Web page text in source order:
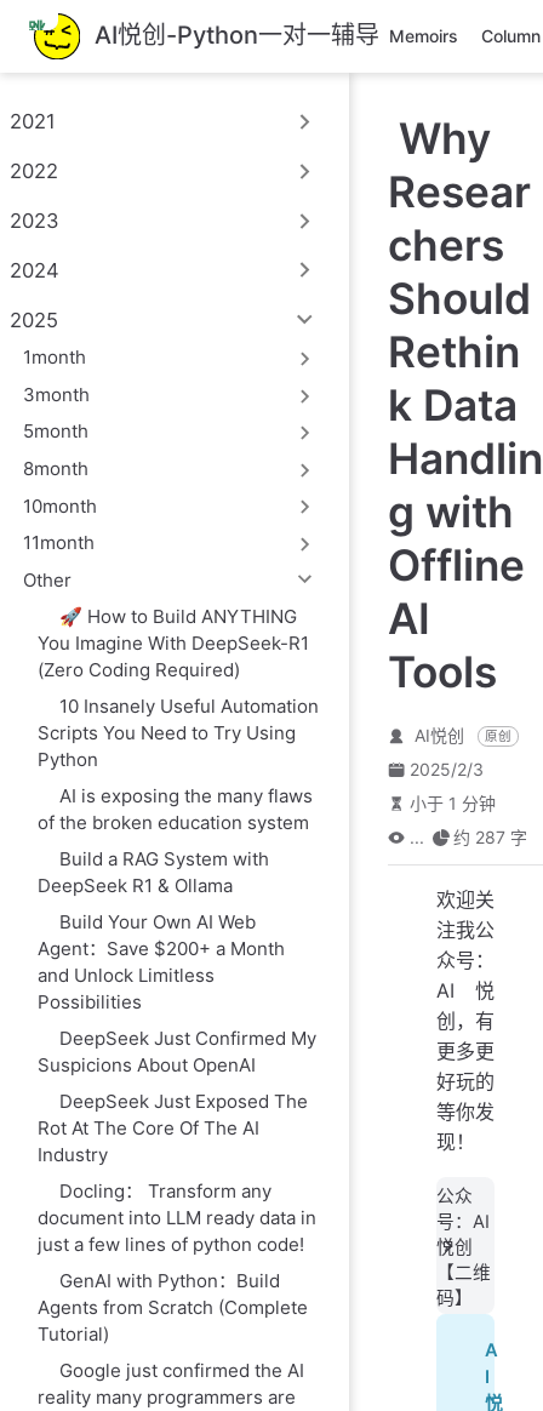
跳
至
主
內
AI悦创-Python一对一辅导 Memoirs Column
2021
2022
2023
2024
2025
1month
3month
5month
8month
10month
11month
Other
🚀 How to Build ANYTHING
You Imagine With DeepSeek-R1
(Zero Coding Required)
10 Insanely Useful Automation
Scripts You Need to Try Using
Python
AI is exposing the many flaws
of the broken education system
Build a RAG System with
DeepSeek R1 & Ollama
Build Your Own AI Web
Agent：Save $200+ a Month
and Unlock Limitless
Possibilities
DeepSeek Just Confirmed My
Suspicions About OpenAI
DeepSeek Just Exposed The
Rot At The Core Of The AI
Industry
Docling： Transform any
document into LLM ready data in
just a few lines of python code!
GenAI with Python：Build
Agents from Scratch (Complete
Tutorial)
Google just confirmed the AI
reality many programmers are
Why
Resear
chers
Should
Rethin
k Data
Handlin
g with
Offline
AI
Tools
AI悦创 原创
2025/2/3
小于 1 分钟
...
约 287 字
欢迎关
注我公
众号：
AI悦
创，有
更多更
好玩的
等你发
现！
公众
号：AI
悦创
【二维
码】
A
I
悦